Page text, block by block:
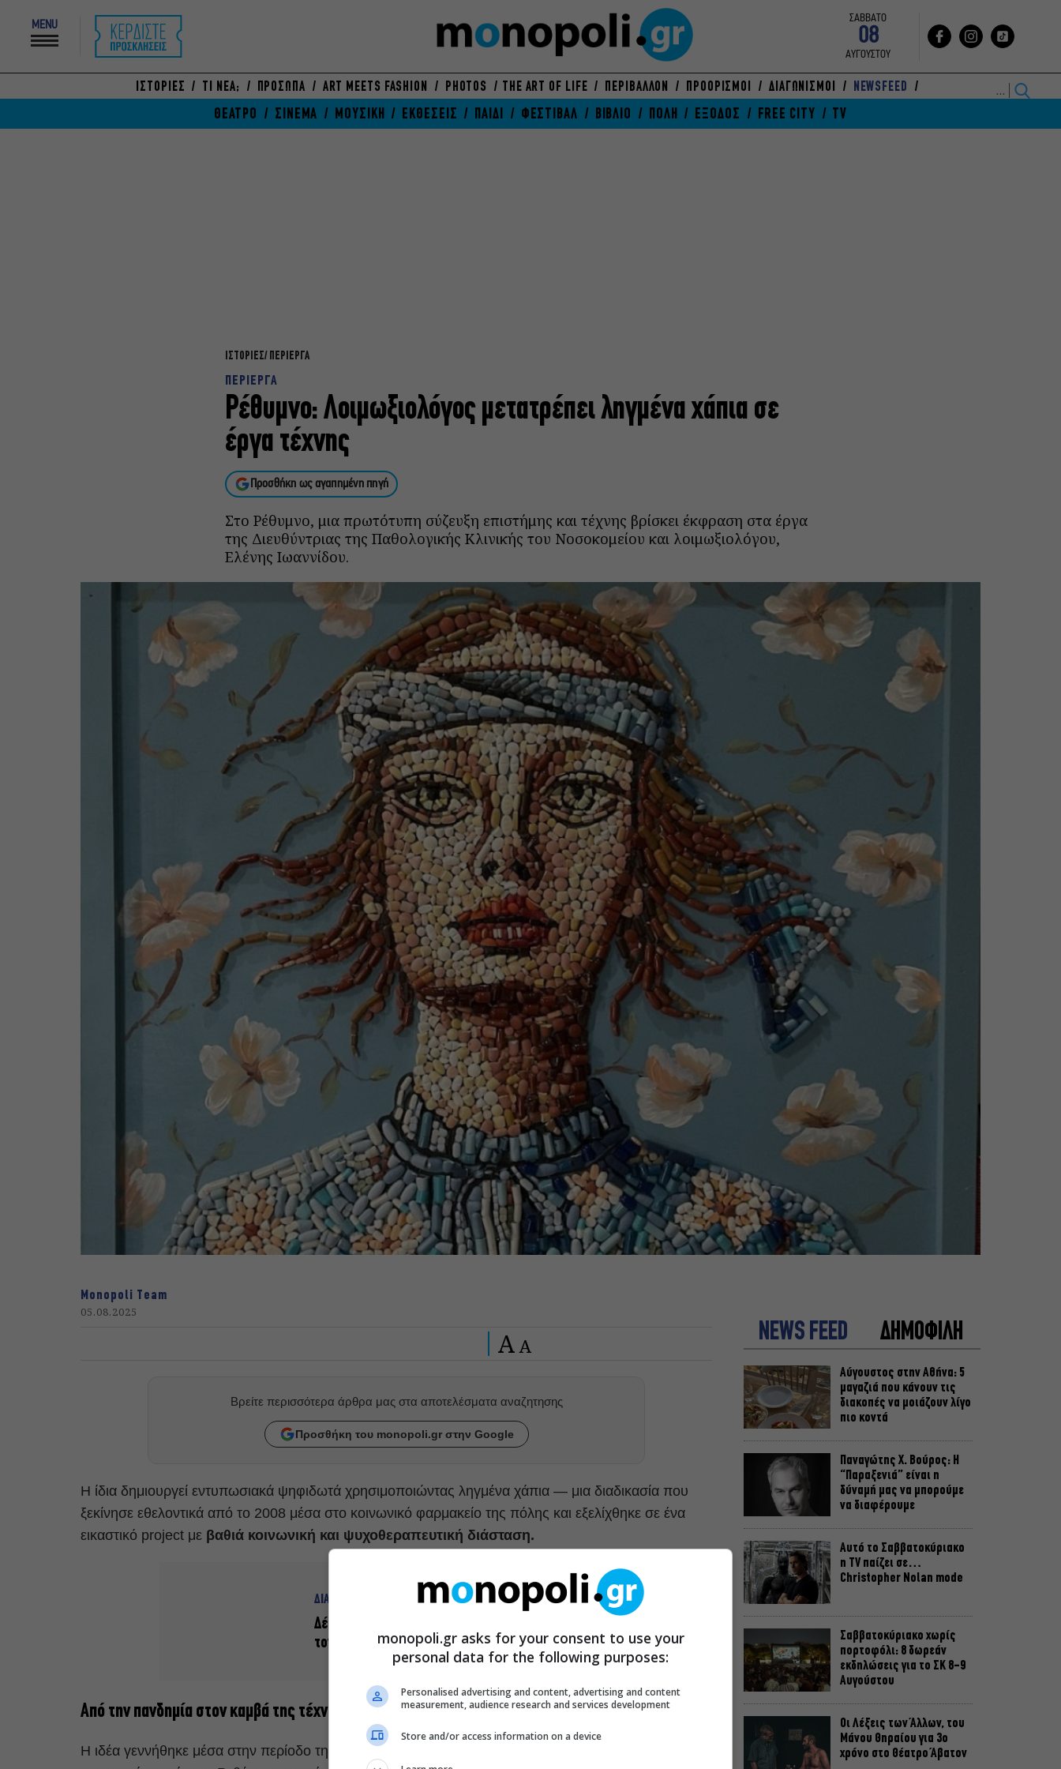
MENU
ΣΑΒΒΑΤΟ
08
ΑΥΓΟΥΣΤΟΥ
ΙΣΤΟΡΙΕΣ ΤΙ ΝΕΑ; ΠΡΟΣΩΠΑ ART MEETS FASHION PHOTOS THE ART OF LIFE ΠΕΡΙΒΑΛΛΟΝ ΠΡΟΟΡΙΣΜΟΙ ΔΙΑΓΩΝΙΣΜΟΙ NEWSFEED
ΘΕΑΤΡΟ ΣΙΝΕΜΑ ΜΟΥΣΙΚΗ ΕΚΘΕΣΕΙΣ ΠΑΙΔΙ ΦΕΣΤΙΒΑΛ ΒΙΒΛΙΟ ΠΟΛΗ ΕΞΟΔΟΣ FREE CITY TV
ΙΣΤΟΡΙΕΣ ΠΕΡΙΕΡΓΑ
ΠΕΡΙΕΡΓΑ
Ρέθυμνο: Λοιμωξιολόγος μετατρέπει ληγμένα χάπια σε
έργα τέχνης
Προσθήκη ως αγαπημένη πηγή
Στο Ρέθυμνο, μια πρωτότυπη σύζευξη επιστήμης και τέχνης βρίσκει έκφραση στα έργα
της Διευθύντριας της Παθολογικής Κλινικής του Νοσοκομείου και λοιμωξιολόγου,
Ελένης Ιωαννίδου.
Monopoli Team
05.08.2025
A A
Βρείτε περισσότερα άρθρα μας στα αποτελέσματα αναζητησης
Προσθήκη του monopoli.gr στην Google
Η ίδια δημιουργεί εντυπωσιακά ψηφιδωτά χρησιμοποιώντας ληγμένα χάπια — μια διαδικασία που
ξεκίνησε εθελοντικά από το 2008 μέσα στο κοινωνικό φαρμακείο της πόλης και εξελίχθηκε σε ένα
εικαστικό project με βαθιά κοινωνική και ψυχοθεραπευτική διάσταση.
ΔΙΑΒΑΣΤΕ ΑΚΟΜΑ
Δέκα Έλληνες δημιουργοί μοιράζονται αναμνήσεις με
τον Μπομπ Γουίλσον
Από την πανδημία στον καμβά της τέχνης
Η ιδέα γεννήθηκε μέσα στην περίοδο της πανδημίας, όπου η συσσώρευση ληγμένων φαρμάκων στο
NEWS FEED ΔΗΜΟΦΙΛΗ
Αύγουστος στην Αθήνα: 5
μαγαζιά που κάνουν τις
διακοπές να μοιάζουν λίγο
πιο κοντά
Παναγώτης Χ. Βούρος: Η
“Παραξενιά” είναι η
δύναμή μας να μπορούμε
να διαφέρουμε
Αυτό το Σαββατοκύριακο
η TV παίζει σε…
Christopher Nolan mode
Σαββατοκύριακο χωρίς
πορτοφόλι: 8 δωρεάν
εκδηλώσεις για το ΣΚ 8-9
Αυγούστου
Οι Λέξεις των Άλλων, του
Μάνου Θηραίου για 3ο
χρόνο στο Θέατρο Άβατον
monopoli.gr asks for your consent to use your
personal data for the following purposes:
Personalised advertising and content, advertising and content
measurement, audience research and services development
Store and/or access information on a device